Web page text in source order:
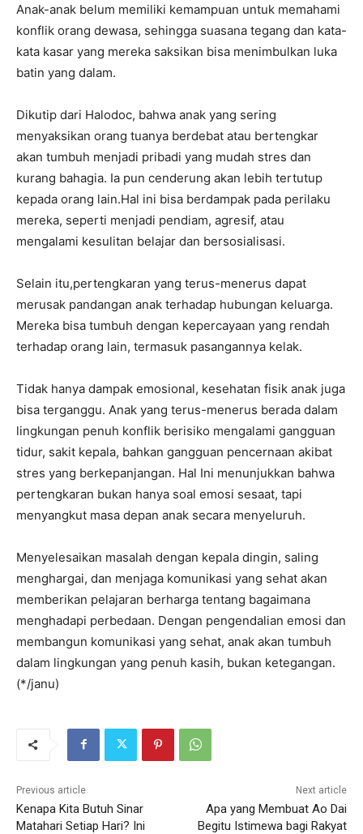
Anak-anak belum memiliki kemampuan untuk memahami
konflik orang dewasa, sehingga suasana tegang dan kata-
kata kasar yang mereka saksikan bisa menimbulkan luka
batin yang dalam.
Dikutip dari Halodoc, bahwa anak yang sering
menyaksikan orang tuanya berdebat atau bertengkar
akan tumbuh menjadi pribadi yang mudah stres dan
kurang bahagia. Ia pun cenderung akan lebih tertutup
kepada orang lain.Hal ini bisa berdampak pada perilaku
mereka, seperti menjadi pendiam, agresif, atau
mengalami kesulitan belajar dan bersosialisasi.
Selain itu,pertengkaran yang terus-menerus dapat
merusak pandangan anak terhadap hubungan keluarga.
Mereka bisa tumbuh dengan kepercayaan yang rendah
terhadap orang lain, termasuk pasangannya kelak.
Tidak hanya dampak emosional, kesehatan fisik anak juga
bisa terganggu. Anak yang terus-menerus berada dalam
lingkungan penuh konflik berisiko mengalami gangguan
tidur, sakit kepala, bahkan gangguan pencernaan akibat
stres yang berkepanjangan. Hal Ini menunjukkan bahwa
pertengkaran bukan hanya soal emosi sesaat, tapi
menyangkut masa depan anak secara menyeluruh.
Menyelesaikan masalah dengan kepala dingin, saling
menghargai, dan menjaga komunikasi yang sehat akan
memberikan pelajaran berharga tentang bagaimana
menghadapi perbedaan. Dengan pengendalian emosi dan
membangun komunikasi yang sehat, anak akan tumbuh
dalam lingkungan yang penuh kasih, bukan ketegangan.
(*/janu)
Previous article
Kenapa Kita Butuh Sinar
Matahari Setiap Hari? Ini
Next article
Apa yang Membuat Ao Dai
Begitu Istimewa bagi Rakyat